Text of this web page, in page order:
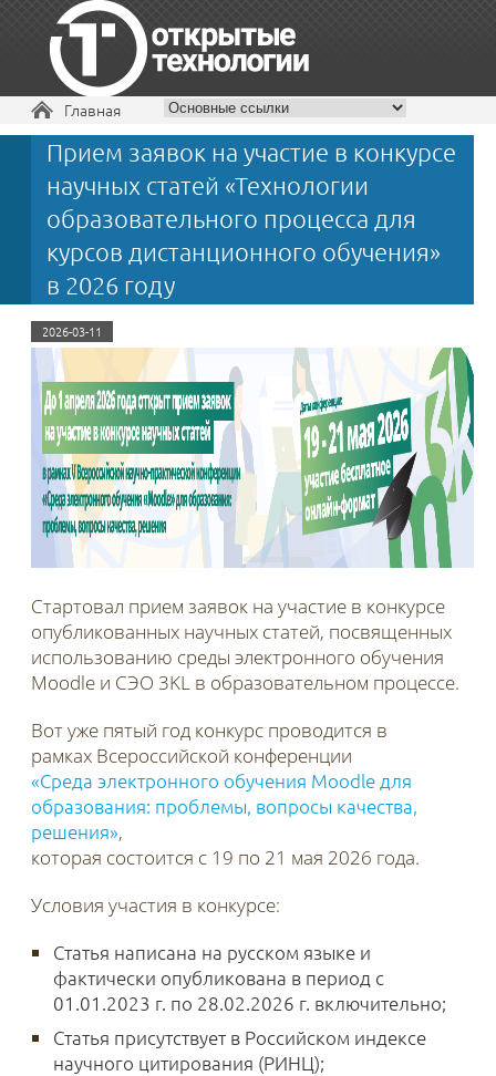
+7 495 229-30-72
Вы здесь
Главная
Прием заявок на участие в конкурсе
научных статей «Технологии
образовательного процесса для
курсов дистанционного обучения»
в 2026 году
2026-03-11
Стартовал прием заявок на участие в конкурсе
опубликованных научных статей, посвященных
использованию среды электронного обучения
Moodle и СЭО 3KL в образовательном процессе.
Вот уже пятый год конкурс проводится в
рамках Всероссийской конференции
«Среда электронного обучения Moodle для
образования: проблемы, вопросы качества,
решения»,
которая состоится с 19 по 21 мая 2026 года.
Условия участия в конкурсе:
Статья написана на русском языке и
фактически опубликована в период с
01.01.2023 г. по 28.02.2026 г. включительно;
Статья присутствует в Российском индексе
научного цитирования (РИНЦ);